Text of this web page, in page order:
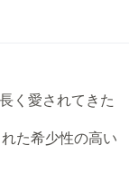
く愛されてきた
た希少性の高い